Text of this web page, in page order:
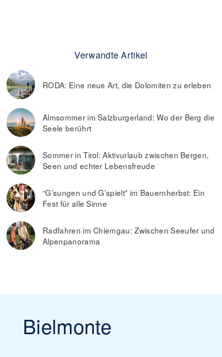
Verwandte Artikel
RODA: Eine neue Art, die Dolomiten zu erleben
Almsommer im Salzburgerland: Wo der Berg die
Seele berührt
Sommer in Tirol: Aktivurlaub zwischen Bergen,
Seen und echter Lebensfreude
“G’sungen und G’spielt” im Bauernherbst: Ein
Fest für alle Sinne
Radfahren im Chiemgau: Zwischen Seeufer und
Alpenpanorama
Bielmonte